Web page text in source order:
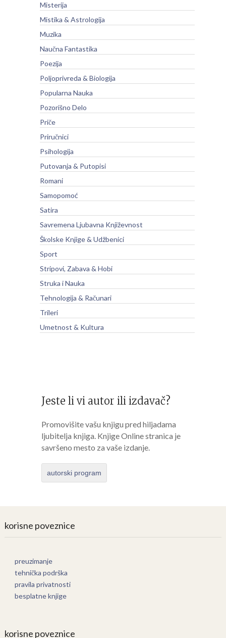
Misterija
Mistika & Astrologija
Muzika
Naučna Fantastika
Poezija
Poljoprivreda & Biologija
Popularna Nauka
Pozorišno Delo
Priče
Priručnici
Psihologija
Putovanja & Putopisi
Romani
Samopomoć
Satira
Savremena Ljubavna Književnost
Školske Knjige & Udžbenici
Sport
Stripovi, Zabava & Hobi
Struka i Nauka
Tehnologija & Računari
Trileri
Umetnost & Kultura
Jeste li vi autor ili izdavač?
Promovišite vašu knjigu pred hiljadama
ljubitelja knjiga. Knjige Online stranica je
savršeno mesto za vaše izdanje.
autorski program
korisne poveznice
preuzimanje
tehnička podrška
pravila privatnosti
besplatne knjige
korisne poveznice